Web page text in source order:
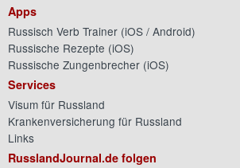
Apps
Russisch Verb Trainer (iOS / Android)
Russische Rezepte (iOS)
Russische Zungenbrecher (iOS)
Services
Visum für Russland
Krankenversicherung für Russland
Links
RusslandJournal.de folgen